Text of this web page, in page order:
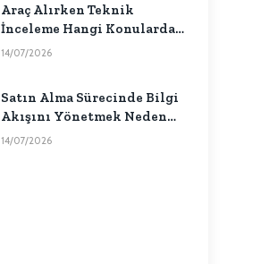
Araç Alırken Teknik
İnceleme Hangi Konularda
Fikir Verebilir?
14/07/2026
Satın Alma Sürecinde Bilgi
Akışını Yönetmek Neden
Önemlidir?
14/07/2026